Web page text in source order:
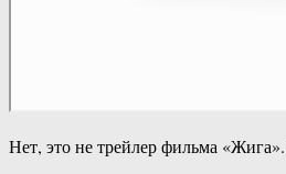
Нет, это не трейлер фильма